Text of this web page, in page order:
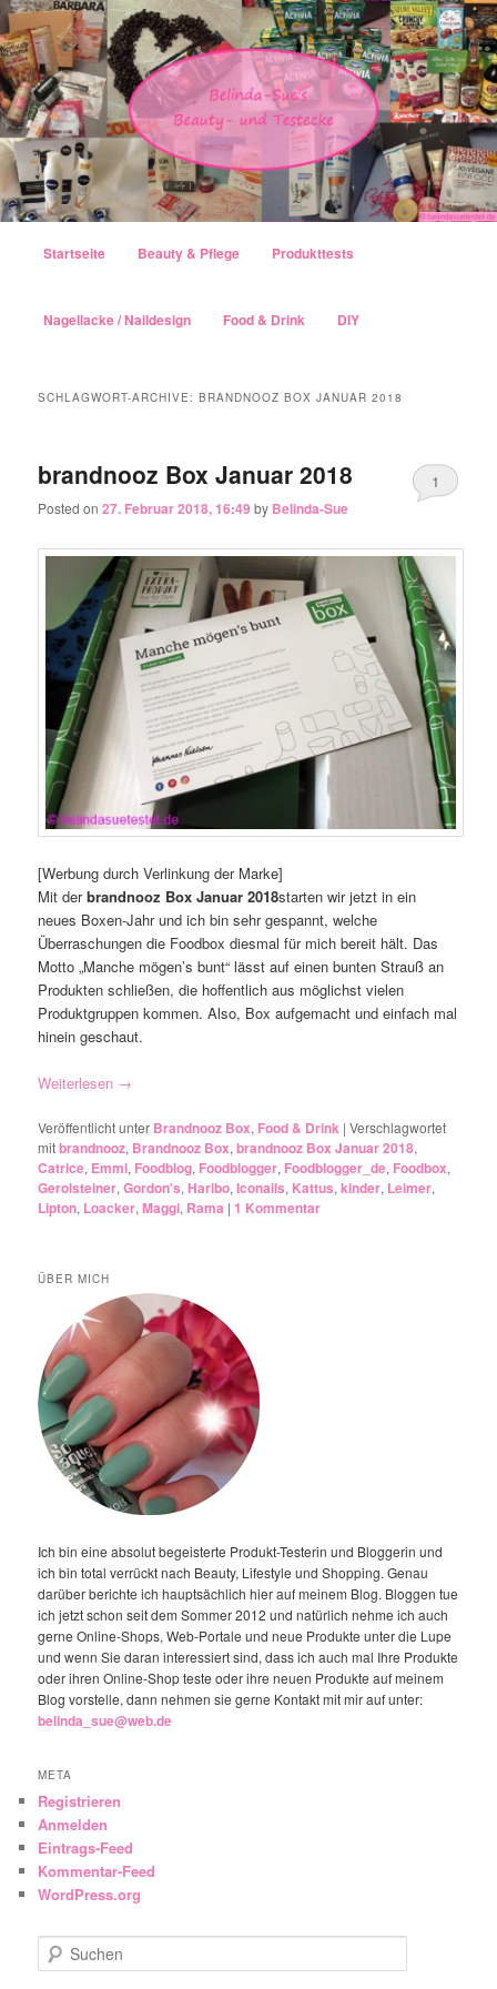
Zum Inhalt wechseln
Zum sekundären Inhalt wechseln
Startseite Beauty & Pflege Produkttests
Nagellacke / Naildesign Food & Drink DIY
SCHLAGWORT-ARCHIVE:BRANDNOOZ BOX JANUAR 2018
brandnooz Box Januar 2018
Posted on27. Februar 2018, 16:49 by Belinda-Sue
1
[Werbung durch Verlinkung der Marke]
Mit derbrandnooz Box Januar 2018starten wir jetzt in ein
neues Boxen-Jahr und ich bin sehr gespannt, welche
Überraschungen die Foodbox diesmal für mich bereit hält. Das
Motto „Manche mögen’s bunt“ lässt auf einen bunten Strauß an
Produkten schließen, die hoffentlich aus möglichst vielen
Produktgruppen kommen. Also, Box aufgemacht und einfach mal
hinein geschaut.
Weiterlesen →
Veröffentlicht unter Brandnooz Box, Food & Drink |Verschlagwortet
mitbrandnooz, Brandnooz Box,brandnooz Box Januar 2018,
Catrice, Emmi, Foodblog, Foodblogger, Foodblogger_de, Foodbox,
Gerolsteiner,Gordon's,Haribo,Iconails, Kattus,kinder, Leimer,
Lipton, Loacker,Maggi, Rama |1 Kommentar
ÜBER MICH
Ich bin eine absolut begeisterte Produkt-Testerin und Bloggerin und
ich bin total verrückt nach Beauty, Lifestyle und Shopping. Genau
darüber berichte ich hauptsächlich hier auf meinem Blog. Bloggen tue
ich jetzt schon seit dem Sommer 2012 und natürlich nehme ich auch
gerne Online-Shops, Web-Portale und neue Produkte unter die Lupe
und wenn Sie daran interessiert sind, dass ich auch mal Ihre Produkte
oder ihren Online-Shop teste oder ihre neuen Produkte auf meinem
Blog vorstelle, dann nehmen sie gerne Kontakt mit mir auf unter:
belinda_sue@web.de
META
Registrieren
Anmelden
Eintrags-Feed
Kommentar-Feed
WordPress.org
Suchen